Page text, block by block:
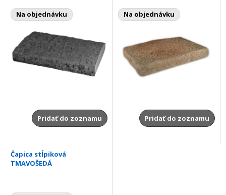
Na objednávku
Pridať do zoznamu
Na objednávku
Pridať do zoznamu
Čapica stĺpiková
TMAVOŠEDÁ